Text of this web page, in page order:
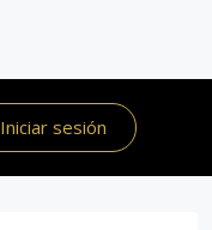
Iniciar sesión